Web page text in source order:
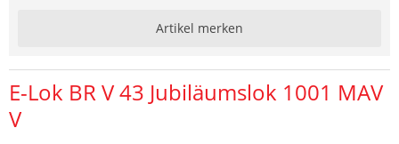
Artikel merken
E-Lok BR V 43 Jubiläumslok 1001 MAV
V